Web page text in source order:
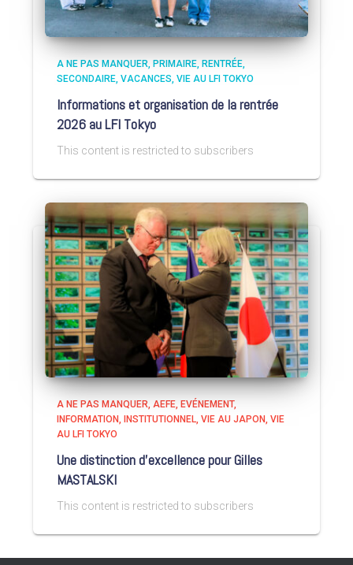
A NE PAS MANQUER PRIMAIRE RENTRÉE
SECONDAIRE VACANCES VIE AU LFI TOKYO
Informations et organisation de la rentrée
2026 au LFI Tokyo
This content is restricted to subscribers
A NE PAS MANQUER AEFE EVÉNEMENT
INFORMATION
INSTITUTIONNEL VIE AU JAPON VIE
AU LFI TOKYO
Une distinction d’excellence pour Gilles
MASTALSKI
This content is restricted to subscribers